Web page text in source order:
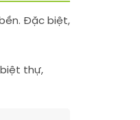
bền. Đặc biệt,
thự,